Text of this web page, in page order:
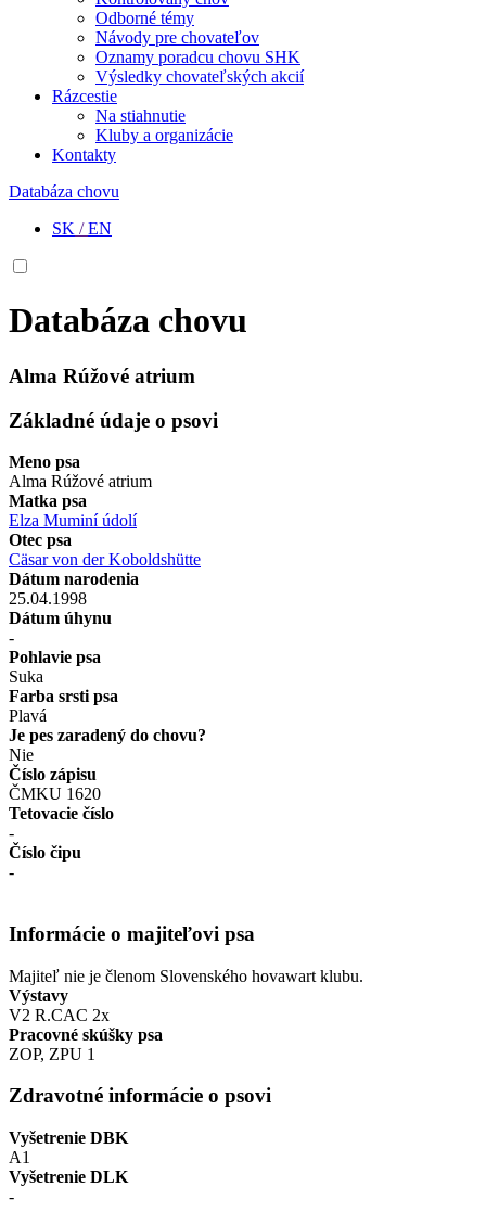
Odborné témy
Návody pre chovateľov
Oznamy poradcu chovu SHK
Výsledky chovateľských akcií
Rázcestie
Na stiahnutie
Kluby a organizácie
Kontakty
Databáza chovu
SK /EN
Databáza chovu
Alma Rúžové atrium
Základné údaje o psovi
Meno psa
Alma Rúžové atrium
Matka psa
Elza Muminí údolí
Otec psa
Cäsar von der Koboldshütte
Dátum narodenia
25.04.1998
Dátum úhynu
-
Pohlavie psa
Suka
Farba srsti psa
Plavá
Je pes zaradený do chovu?
Nie
Číslo zápisu
ČMKU 1620
Tetovacie číslo
-
Číslo čipu
-
Informácie o majiteľovi psa
Majiteľ nie je členom Slovenského hovawart klubu.
Výstavy
V2 R.CAC 2x
Pracovné skúšky psa
ZOP, ZPU 1
Zdravotné informácie o psovi
Vyšetrenie DBK
A1
Vyšetrenie DLK
-